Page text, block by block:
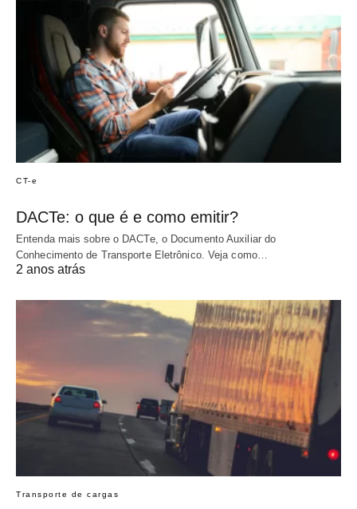
CT-e
DACTe: o que é e como emitir?
Entenda mais sobre o DACTe, o Documento Auxiliar do
Conhecimento de Transporte Eletrônico. Veja como…
2 anos atrás
Transporte de cargas